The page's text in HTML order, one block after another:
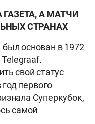
А МАТЧИ
СТРАНАХ
основан в 1972
Telegraaf.
свой статус
первого
Суперкубок,
самой